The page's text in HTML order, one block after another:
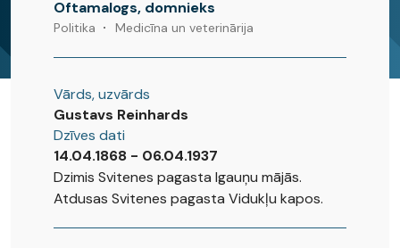
Oftamalogs, domnieks
Politika Medicīna un veterinārija
Vārds, uzvārds
Gustavs Reinhards
Dzīves dati
14.04.1868 - 06.04.1937
Dzimis Svitenes pagasta Igauņu mājās.
Atdusas Svitenes pagasta Vidukļu kapos.